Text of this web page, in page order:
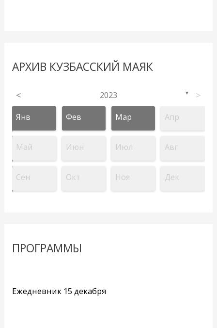
АРХИВ КУЗБАССКИЙ МАЯК
< 2023 ▼ >
Янв Фев Мар Апр
Май Июн Июл Авг
Сен Окт Ноя Дек
ПРОГРАММЫ
Ежедневник 15 декабря